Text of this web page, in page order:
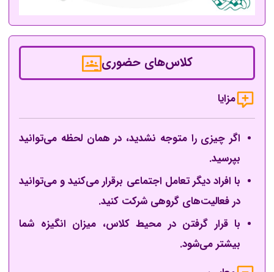
کلاس‌های حضوری
مزایا
اگر چیزی را متوجه نشدید، در همان لحظه می‌توانید
بپرسید.
با افراد دیگر تعامل اجتماعی برقرار می‌کنید و می‌توانید
در فعالیت‌های گروهی شرکت کنید.
با قرار گرفتن در محیط کلاس، میزان انگیزه شما
بیشتر می‌شود.